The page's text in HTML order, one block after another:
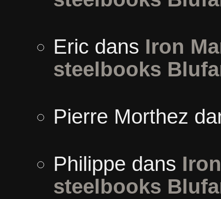
Eric dans Iron
steelbooks
Pierre Morthez
Philippe dans
steelbooks